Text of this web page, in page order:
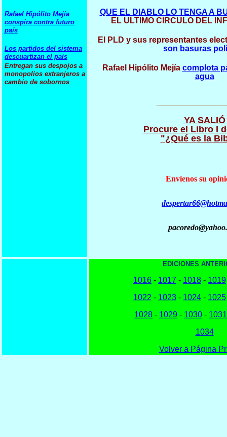
Rafael Hipólito Mejía
conspira contra futuro
país
Los partidos del sistema
descuartizan el país
Entregan sus despojos a
monopolios extranjeros a
cambio de sobornos
QUE EL DIABLO LO TENGA A
EL ULTIMO CIRCULO DEL
El PLD y sus representantes
son basuras
Rafael Hipólito Mejía complota
agua
YA SALIÓ
Procure el Libro I
"¿Qué es la
Envíenos su
EDICIONES
1016 - 1017 - 1018 - 1019
1022 - 1023 - 1024 - 1025
1028 - 1029 - 1030 - 1031
1034
Volver a Página